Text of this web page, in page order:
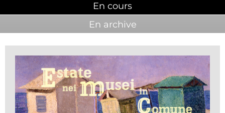
En cours
En archive